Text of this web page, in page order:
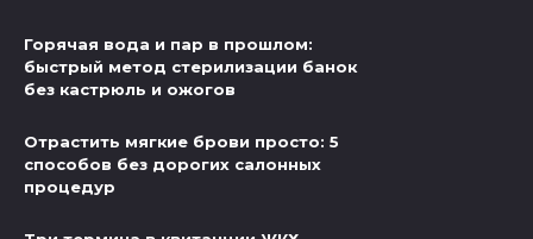
Горячая вода и пар в прошлом:
быстрый метод стерилизации банок
без кастрюль и ожогов
Отрастить мягкие брови просто: 5
способов без дорогих салонных
процедур